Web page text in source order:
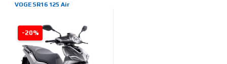
-20%
VOGE SR16 125 Air